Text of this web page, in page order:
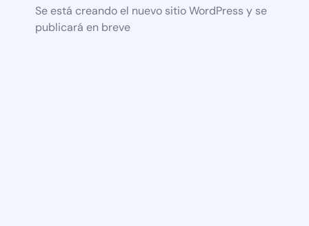
Se está creando el nuevo sitio WordPress y se
publicará en breve